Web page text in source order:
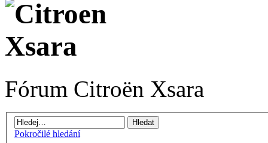
Fórum Citroën Xsara
Pokročilé hledání